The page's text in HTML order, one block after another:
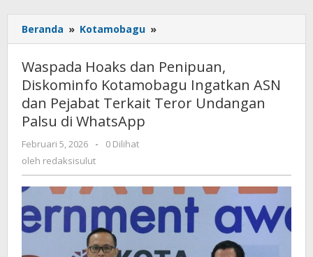
Beranda » Kotamobagu »
Hoaks
Penipuan,
Diskominfo
Kotamobagu
Terkait
Teror
Undangan
Palsu
di
WhatsApp
Waspada Hoaks dan Penipuan,
Diskominfo Kotamobagu Ingatkan ASN
dan Pejabat Terkait Teror Undangan
Palsu di WhatsApp
Februari 5, 2026
oleh
redaksisulut
-
0 Dilihat
oleh redaksisulut